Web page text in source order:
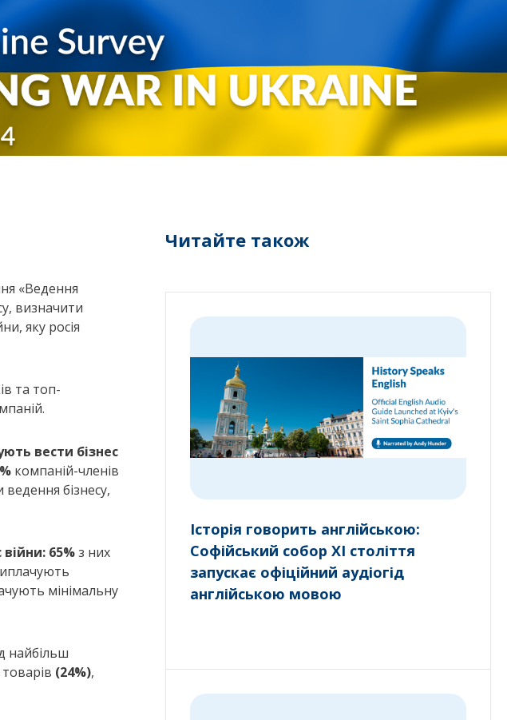
«Ведення
визначити
яку росія
та топ-
вести бізнес
компаній-членів
бізнесу,
65%з них
мінімальну
найбільш
(24%),
Читайте також
Історія говорить англійською:
Софійський собор XI століття
запускає офіційний аудіогід
англійською мовою